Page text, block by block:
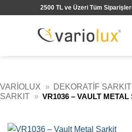
2500 TL ve Üzeri Tüm
VARIOLUX » DEKORATIF
SARKIT » VR1036 – VAULT METAL